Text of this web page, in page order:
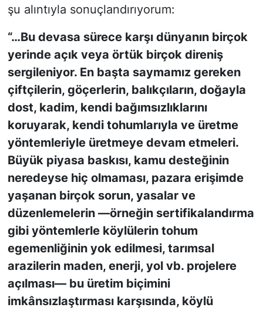
şu alıntıyla sonuçlandırıyorum:
“…Bu devasa sürece karşı dünyanın birçok
yerinde açık veya örtük birçok direniş
sergileniyor. En başta saymamız gereken
çiftçilerin, göçerlerin, balıkçıların, doğayla
dost, kadim, kendi bağımsızlıklarını
koruyarak, kendi tohumlarıyla ve üretme
yöntemleriyle üretmeye devam etmeleri.
Büyük piyasa baskısı, kamu desteğinin
neredeyse hiç olmaması, pazara erişimde
yaşanan birçok sorun, yasalar ve
düzenlemelerin —örneğin sertifikalandırma
gibi yöntemlerle köylülerin tohum
egemenliğinin yok edilmesi, tarımsal
arazilerin maden, enerji, yol vb. projelere
açılması— bu üretim biçimini
imkânsızlaştırması karşısında, köylü